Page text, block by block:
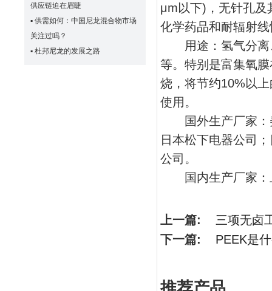
供应链迫在眉睫
▪ 供需如何：中国尼龙混合物市场
关注过吗？
▪ 杜邦尼龙的发展之路
μm以下)，无针孔及
化学药品和耐辐射
用途：氢气分离
等。特别是富集氧
烧，将节约10%以
使用。
国外生产厂家：
日本松下电器公司
公司。
国内生产厂家：
上一篇: 三项无卤
下一篇: PEEK是